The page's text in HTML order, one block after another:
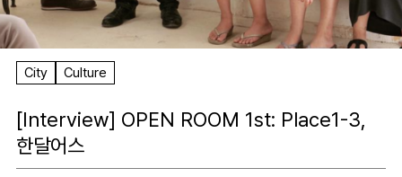
City Culture
[Interview] OPEN ROOM 1st: Place1-3,
한달어스